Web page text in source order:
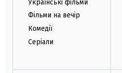
Українські фільми
Фільми на вечір
Комедії
Серіали